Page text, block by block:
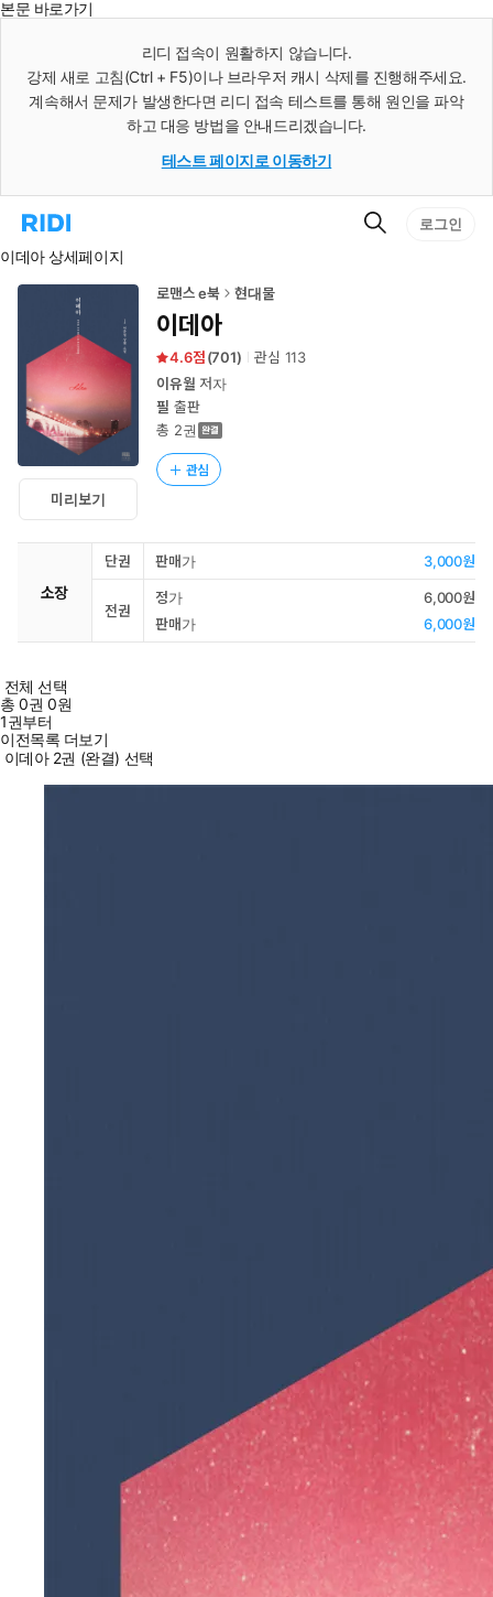
본문 바로가기
리디 접속이 원활하지 않습니다.
강제 새로 고침(Ctrl + F5)이나 브라우저 캐시 삭제를 진행해주세요.
계속해서 문제가 발생한다면 리디 접속 테스트를 통해 원인을 파악
하고 대응 방법을 안내드리겠습니다.
테스트 페이지로 이동하기
리
홈
로
검
로그인
이데아 상세페이지
미리보기
로맨스 e북 현대물
이데아
4.6 (701) 관심 113
이유월 저자
필 출판
총 2권
관심
소장
단권 판매가 3,000원
전권
정가
6,000원
판매가
6,000원
전체 선택
총0권 0원
1권부터
이전목록 더보기
이데아 2권 (완결) 선택